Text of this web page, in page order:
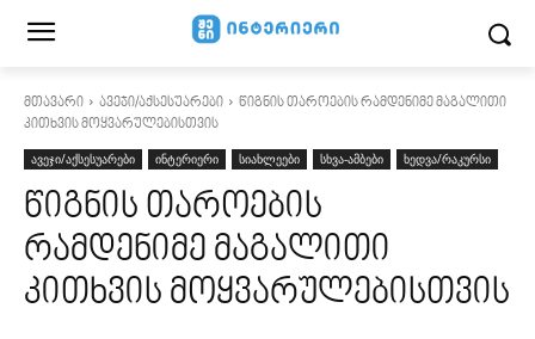
მთავარი ავეჯი/აქსესუარები
წიგნის თაროების რამდენიმე მაგალითი
კითხვის მოყვარულებისთვის
ავეჯი/აქსესუარები ინტერიერი სიახლეები სხვა-ამბები ხედვა/რაკურსი
წიგნის თაროების
რამდენიმე მაგალითი
კითხვის მოყვარულებისთვის